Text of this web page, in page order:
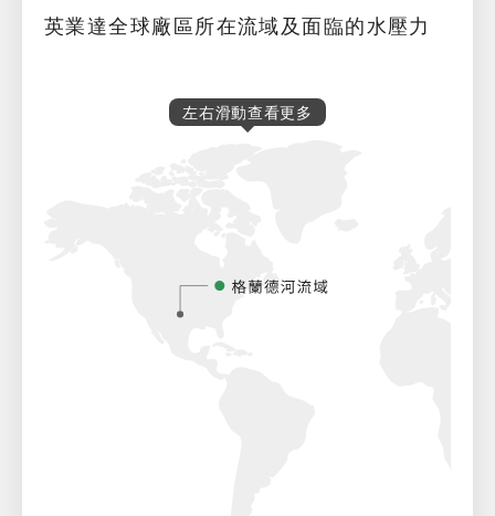
英業達全球廠區所在流域及面臨的水壓力
左右滑動查看更多